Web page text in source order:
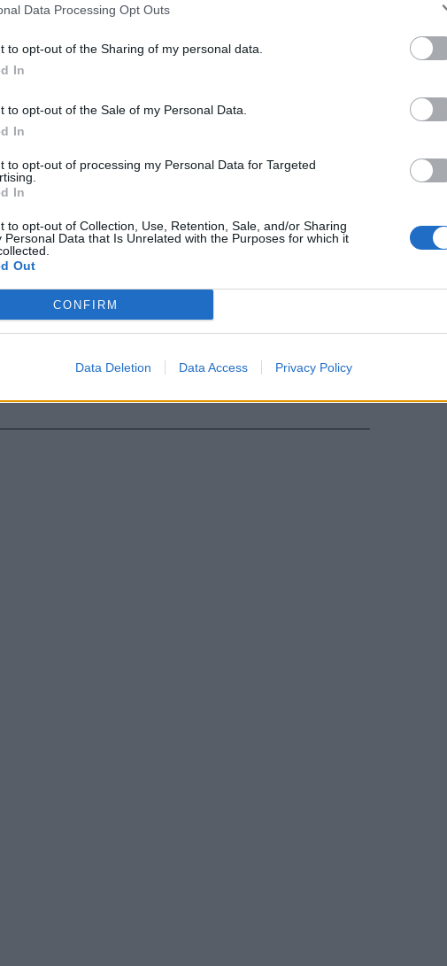
Data Processing Opt Outs
to opt-out of the Sharing of my personal data.
In
to opt-out of the Sale of my Personal Data.
In
to opt-out of processing my Personal Data for Targeted
In
to opt-out of Collection, Use, Retention, Sale, and/or Sharing
Personal Data that Is Unrelated with the Purposes for which it
Out
CONFIRM
Data Deletion Data Access Privacy Policy